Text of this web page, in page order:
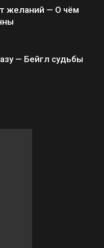
желаний — О чём
— Бейгл судьбы